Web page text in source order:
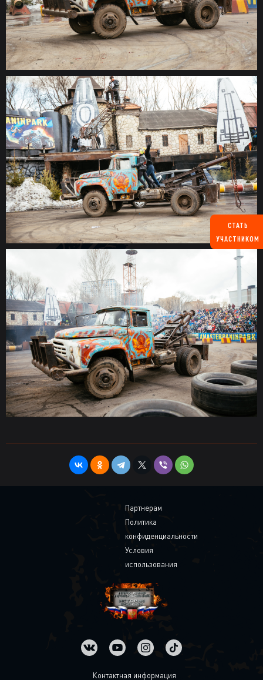
Партнерам
Политика
конфиденциальности
Условия
использования
Контактная информация
СТАТЬ
УЧАСТНИКОМ